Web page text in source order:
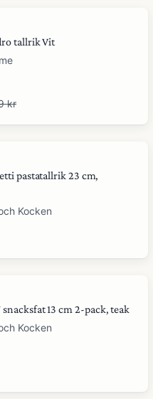
tallrik Vit
kr
pastatallrik 23 cm,
Kocken
snacksfat 13 cm 2-pack, teak
Kocken